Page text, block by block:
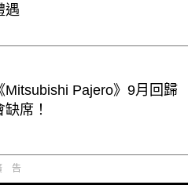
遇
Mitsubishi Pajero》9月回歸
席！
告